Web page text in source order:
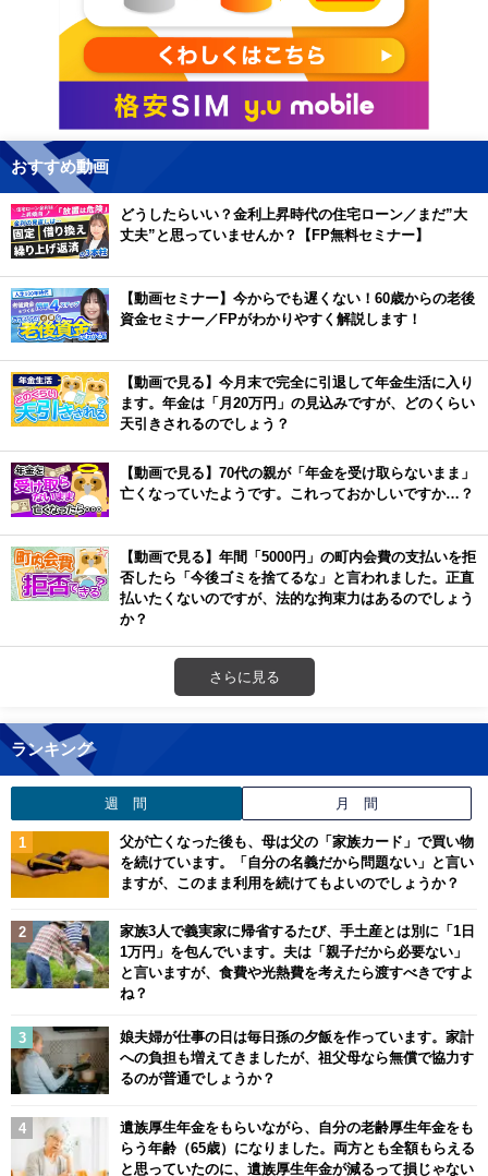
おすすめ動画
どうしたらいい？金利上昇時代の住宅ローン／まだ”大
丈夫”と思っていませんか？【FP無料セミナー】
【動画セミナー】今からでも遅くない！60歳からの老後
資金セミナー／FPがわかりやすく解説します！
【動画で見る】今月末で完全に引退して年金生活に入り
ます。年金は「月20万円」の見込みですが、どのくらい
天引きされるのでしょう？
【動画で見る】70代の親が「年金を受け取らないまま」
亡くなっていたようです。これっておかしいですか…？
【動画で見る】年間「5000円」の町内会費の支払いを拒
否したら「今後ゴミを捨てるな」と言われました。正直
払いたくないのですが、法的な拘束力はあるのでしょう
か？
さらに見る
ランキング
週 間 月 間
父が亡くなった後も、母は父の「家族カード」で買い物
を続けています。「自分の名義だから問題ない」と言い
ますが、このまま利用を続けてもよいのでしょうか？
家族3人で義実家に帰省するたび、手土産とは別に「1日
1万円」を包んでいます。夫は「親子だから必要ない」
と言いますが、食費や光熱費を考えたら渡すべきですよ
ね？
娘夫婦が仕事の日は毎日孫の夕飯を作っています。家計
への負担も増えてきましたが、祖父母なら無償で協力す
るのが普通でしょうか？
遺族厚生年金をもらいながら、自分の老齢厚生年金をも
らう年齢（65歳）になりました。両方とも全額もらえる
と思っていたのに、遺族厚生年金が減るって損じゃない